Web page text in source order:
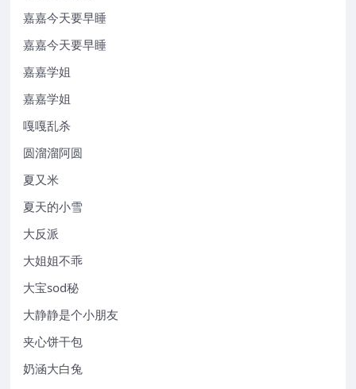
嘉嘉今天要早睡
嘉嘉今天要早睡
嘉嘉学姐
嘉嘉学姐
嘎嘎乱杀
圆溜溜阿圆
夏又米
夏天的小雪
大反派
大姐姐不乖
大宝sod秘
大静静是个小朋友
夹心饼干包
奶涵大白兔